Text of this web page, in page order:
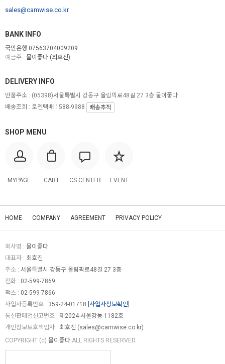
sales@camwise.co.kr
BANK INFO
국민은행 07563704009209
예금주 : 물이좋다 (최호진)
SHOP MENU
MYPAGE CART CS CENTER EVENT
DELIVERY INFO
반품주소 : (05398)서울특별시 강동구 올림픽로48길 27 3층 물이좋다
배송조회 : 로젠택배 1588-9988
배송추적
HOME COMPANY AGREEMENT PRIVACY POLICY
회사명 : 물이좋다
대표자 : 최호진
주소 : 서울특별시 강동구 올림픽로48길 27 3층
전화 : 02-599-7869
팩스 : 02-599-7866
사업자등록번호 : 359-24-01718 [사업자정보확인]
통신판매업신고번호 : 제2024-서울강동-1182호
개인정보보호책임자 : 최호진 (sales@camwise.co.kr)
COPYRIGHT (c) 물이좋다 ALL RIGHTS RESERVED.